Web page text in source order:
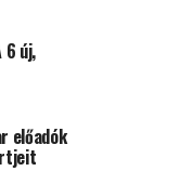
6 új,
előadók